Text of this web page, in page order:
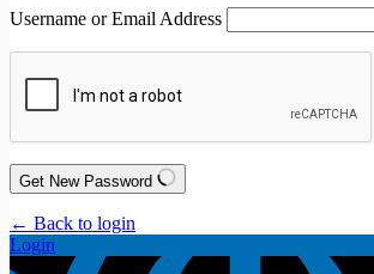
Username or Email Address
Get New Password
← Back to login
Login